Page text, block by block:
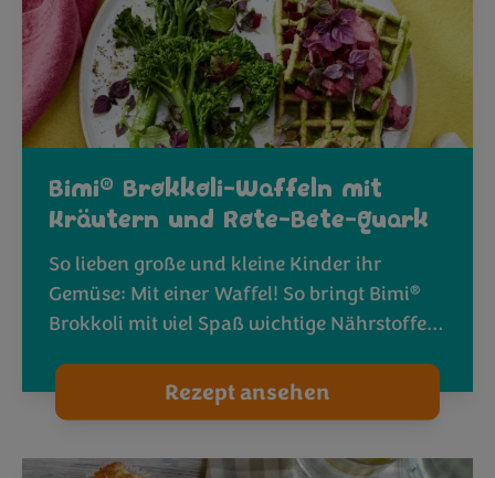
Bimi® Brokkoli-Waffeln mit
Kräutern und Rote-Bete-Quark
So lieben große und kleine Kinder ihr
Gemüse: Mit einer Waffel! So bringt Bimi®
Brokkoli mit viel Spaß wichtige Nährstoffe…
Rezept ansehen